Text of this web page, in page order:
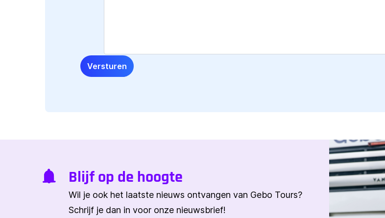
Versturen
Blijf op de hoogte
Wil je ook het laatste nieuws ontvangen van Gebo Tours?
Schrijf je dan in voor onze nieuwsbrief!